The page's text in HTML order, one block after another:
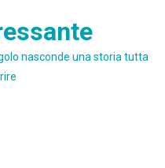
nasconde una storia tutta